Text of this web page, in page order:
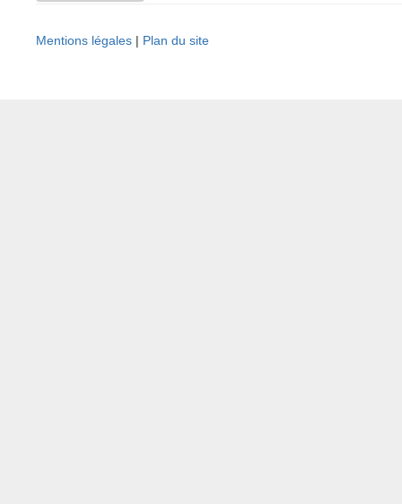
Mentions légales | Plan du site